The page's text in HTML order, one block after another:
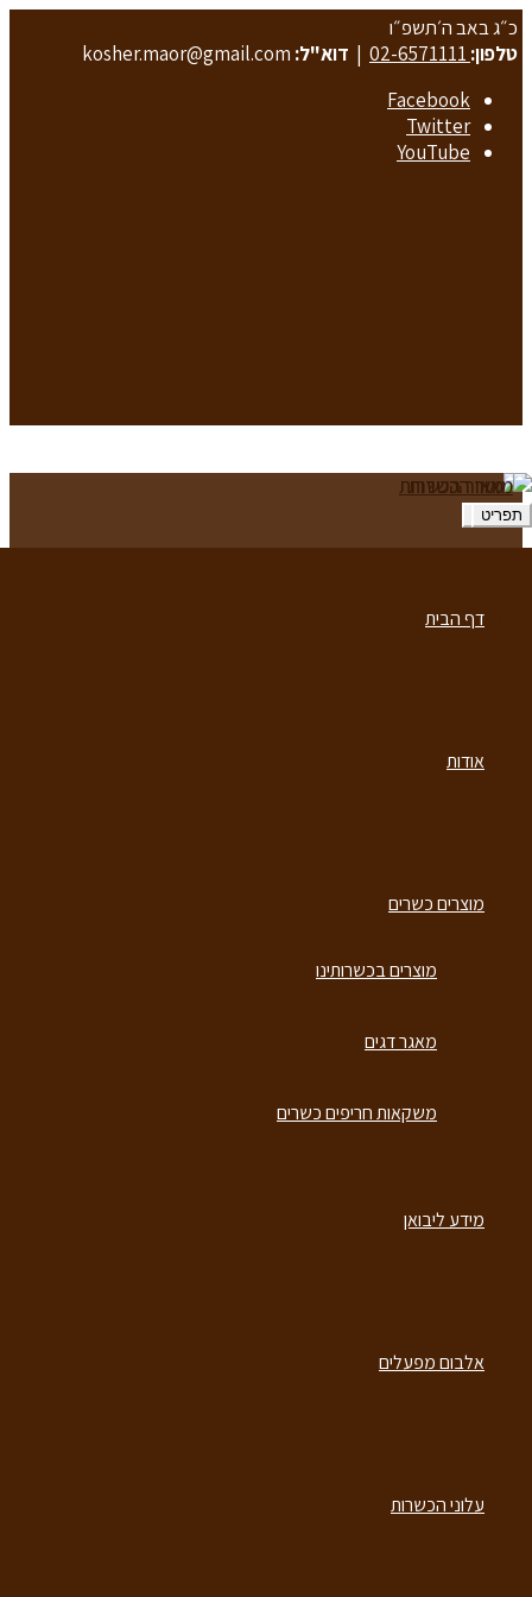
כ״ג באב ה׳תשפ״ו
טלפון:
| דוא"ל: kosher.maor@gmail.com
Facebook
Twitter
YouTube
תפריט
דף הבית
אודות
מוצרים כשרים
מוצרים בכשרותינו
מאגר דגים
משקאות חריפים כשרים
מידע ליבואן
אלבום מפעלים
עלוני הכשרות
תפריט
דף הבית
אודות
מוצרים כשרים
מוצרים בכשרותינו
מאגר דגים
משקאות חריפים כשרים
מידע ליבואן
אלבום מפעלים
עלוני הכשרות